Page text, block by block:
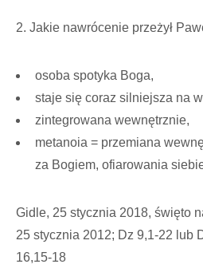
2. Jakie nawrócenie przeżył
osoba spotyka Boga,
staje się coraz silniejsza na
zintegrowana wewnętrznie,
metanoia = przemiana
za Bogiem, ofiarowania
Gidle, 25 stycznia 2018, święto
25 stycznia 2012; Dz 9,1-22 lub
16,15-18